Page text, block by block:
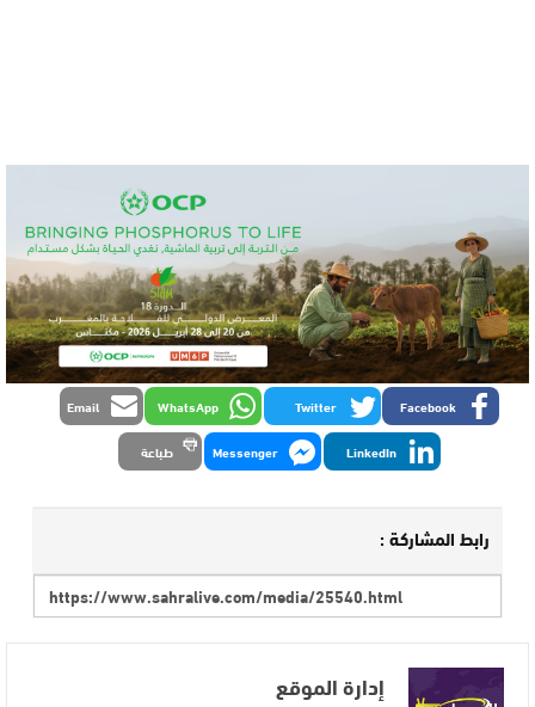
Facebook
Twitter
WhatsApp
Email
LinkedIn
Messenger طباعة
رابط المشاركة :
إدارة الموقع